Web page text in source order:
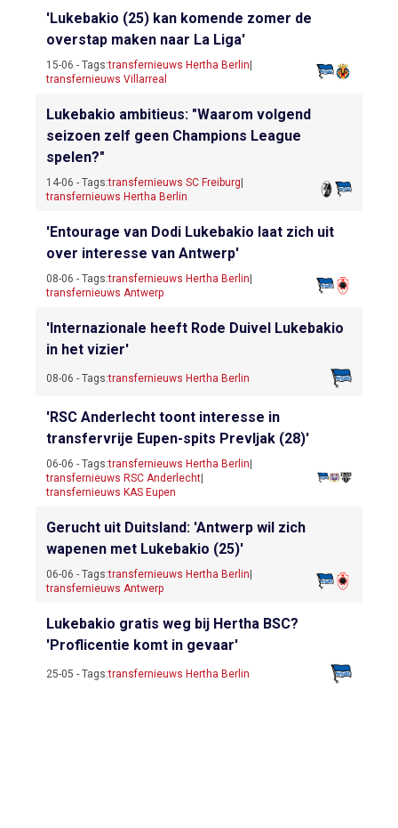
'Lukebakio (25) kan komende zomer de
overstap maken naar La Liga'
15-06 - Tags:transfernieuws Hertha Berlin|
transfernieuws Villarreal
Lukebakio ambitieus: "Waarom volgend
seizoen zelf geen Champions League
spelen?"
14-06 - Tags:transfernieuws SC Freiburg|
transfernieuws Hertha Berlin
'Entourage van Dodi Lukebakio laat zich uit
over interesse van Antwerp'
08-06 - Tags:transfernieuws Hertha Berlin|
transfernieuws Antwerp
'Internazionale heeft Rode Duivel Lukebakio
in het vizier'
08-06 - Tags:transfernieuws Hertha Berlin
'RSC Anderlecht toont interesse in
transfervrije Eupen-spits Prevljak (28)'
06-06 - Tags:transfernieuws Hertha Berlin|
transfernieuws RSC Anderlecht|
transfernieuws KAS Eupen
Gerucht uit Duitsland: 'Antwerp wil zich
wapenen met Lukebakio (25)'
06-06 - Tags:transfernieuws Hertha Berlin|
transfernieuws Antwerp
Lukebakio gratis weg bij Hertha BSC?
'Proflicentie komt in gevaar'
25-05 - Tags:transfernieuws Hertha Berlin